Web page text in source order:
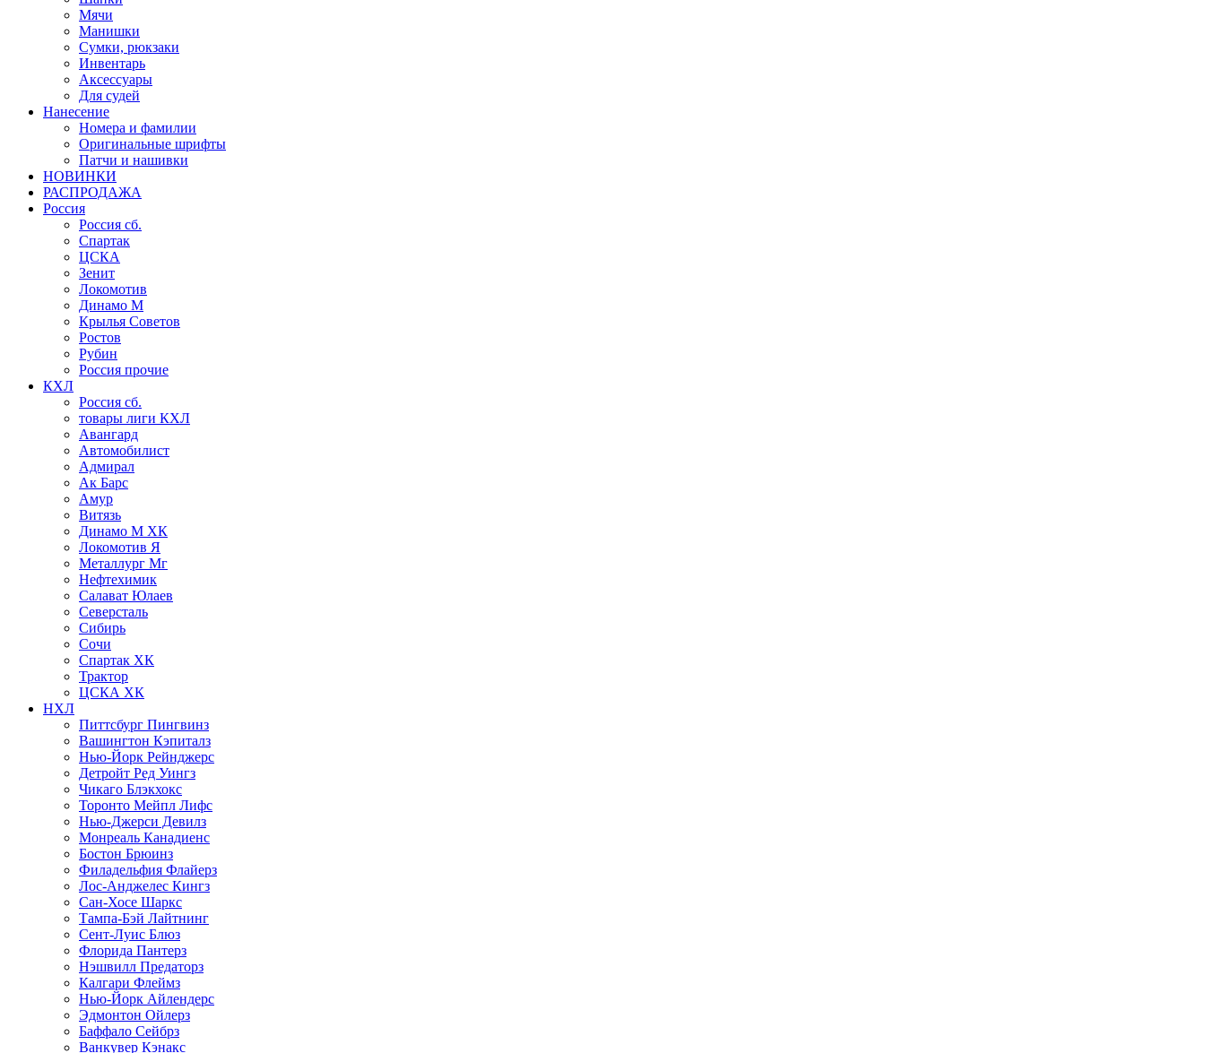
Мячи
Манишки
Сумки, рюкзаки
Инвентарь
Аксессуары
Для судей
Нанесение
Номера и фамилии
Оригинальные шрифты
Патчи и нашивки
НОВИНКИ
РАСПРОДАЖА
Россия
Россия сб.
Спартак
ЦСКА
Зенит
Локомотив
Динамо М
Крылья Советов
Ростов
Рубин
Россия прочие
КХЛ
Россия сб.
товары лиги КХЛ
Авангард
Автомобилист
Адмирал
Ак Барс
Амур
Витязь
Динамо М ХК
Локомотив Я
Металлург Мг
Нефтехимик
Салават Юлаев
Северсталь
Сибирь
Сочи
Спартак ХК
Трактор
ЦСКА ХК
НХЛ
Питтсбург Пингвинз
Вашингтон Кэпиталз
Нью-Йорк Рейнджерс
Детройт Ред Уингз
Чикаго Блэкхокс
Торонто Мейпл Лифс
Нью-Джерси Девилз
Монреаль Канадиенс
Бостон Брюинз
Филадельфия Флайерз
Лос-Анджелес Кингз
Сан-Хосе Шаркс
Тампа-Бэй Лайтнинг
Сент-Луис Блюз
Флорида Пантерз
Нэшвилл Предаторз
Калгари Флеймз
Нью-Йорк Айлендерс
Эдмонтон Ойлерз
Баффало Сейбрз
Ванкувер Кэнакс